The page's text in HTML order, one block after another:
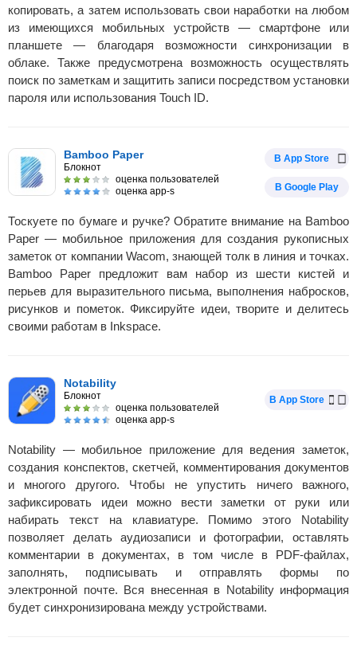
копировать, а затем использовать свои наработки на любом
из имеющихся мобильных устройств — смартфоне или
планшете — благодаря возможности синхронизации в
облаке. Также предусмотрена возможность осуществлять
поиск по заметкам и защитить записи посредством установки
пароля или использования Touch ID.
Bamboo Paper
Блокнот
оценка пользователей
оценка app-s
В App Store
В Google Play
Тоскуете по бумаге и ручке? Обратите внимание на Bamboo
Paper — мобильное приложения для создания рукописных
заметок от компании Wacom, знающей толк в линия и точках.
Bamboo Paper предложит вам набор из шести кистей и
перьев для выразительного письма, выполнения набросков,
рисунков и пометок. Фиксируйте идеи, творите и делитесь
своими работам в Inkspace.
Notability
Блокнот
оценка пользователей
оценка app-s
В App Store
Notability — мобильное приложение для ведения заметок,
создания конспектов, скетчей, комментирования документов
и многого другого. Чтобы не упустить ничего важного,
зафиксировать идеи можно вести заметки от руки или
набирать текст на клавиатуре. Помимо этого Notability
позволяет делать аудиозаписи и фотографии, оставлять
комментарии в документах, в том числе в PDF-файлах,
заполнять, подписывать и отправлять формы по
электронной почте. Вся внесенная в Notability информация
будет синхронизирована между устройствами.